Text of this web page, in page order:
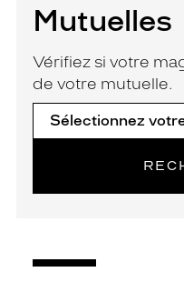
Mutuelles
Vérifiez si votre
de votre mutuelle.